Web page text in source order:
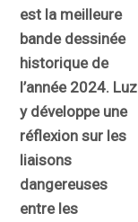
est la meilleure
bande dessinée
historique de
l’année 2024. Luz
y développe une
réflexion sur les
liaisons
dangereuses
entre les